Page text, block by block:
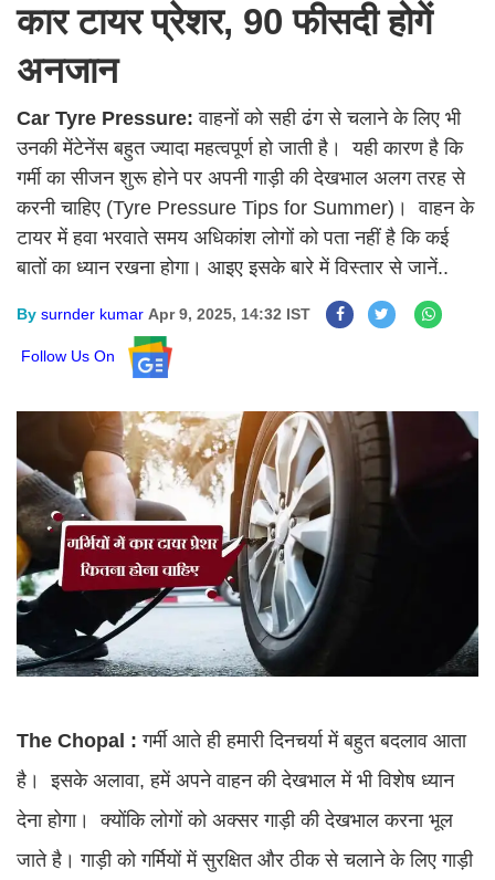
कार टायर प्रेशर, 90 फीसदी होगें
अनजान
Car Tyre Pressure:वाहनों को सही ढंग से चलाने के लिए भी
उनकी मेंटेनेंस बहुत ज्यादा महत्वपूर्ण हो जाती है। यही कारण है कि
गर्मी का सीजन शुरू होने पर अपनी गाड़ी की देखभाल अलग तरह से
करनी चाहिए (Tyre Pressure Tips for Summer)। वाहन के
टायर में हवा भरवाते समय अधिकांश लोगों को पता नहीं है कि कई
बातों का ध्यान रखना होगा। आइए इसके बारे में विस्तार से जानें..
By surnder kumar Apr 9, 2025, 14:32 IST
Follow Us On
The Chopal :गर्मी आते ही हमारी दिनचर्या में बहुत बदलाव आता
है। इसके अलावा, हमें अपने वाहन की देखभाल में भी विशेष ध्यान
देना होगा। क्योंकि लोगों को अक्सर गाड़ी की देखभाल करना भूल
जाते है। गाड़ी को गर्मियों में सुरक्षित और ठीक से चलाने के लिए गाड़ी